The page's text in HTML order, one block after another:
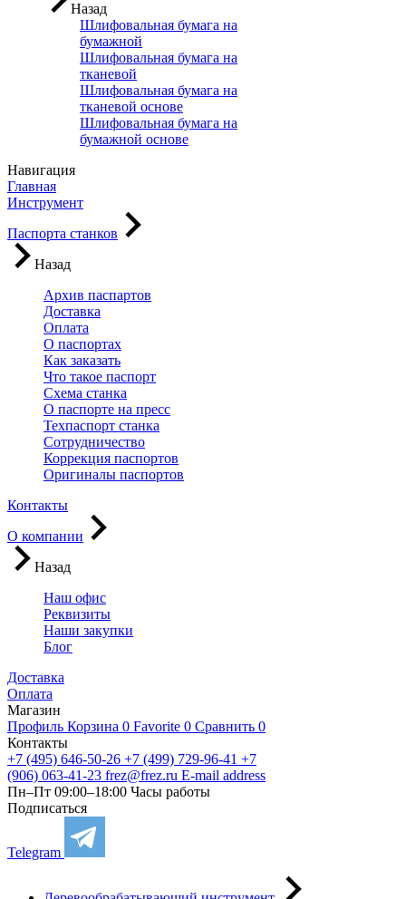
Назад
Шлифовальная бумага на
бумажной
Шлифовальная бумага на
тканевой
Шлифовальная бумага на
тканевой основе
Шлифовальная бумага на
бумажной основе
Навигация
Главная
Инструмент
Паспорта станков
Назад
Архив паспартов
Доставка
Оплата
О паспортах
Как заказать
Что такое паспорт
Схема станка
О паспорте на пресс
Техпаспорт станка
Сотрудничество
Коррекция паспортов
Оригиналы паспортов
Контакты
О компании
Назад
Наш офис
Реквизиты
Наши закупки
Блог
Доставка
Оплата
Магазин
Профиль Корзина 0 Favorite 0 Сравнить 0
Контакты
+7 (495) 646-50-26 +7 (499) 729-96-41 +7
(906) 063-41-23 frez@frez.ru E-mail address
Пн–Пт 09:00–18:00 Часы работы
Подписаться
Telegram